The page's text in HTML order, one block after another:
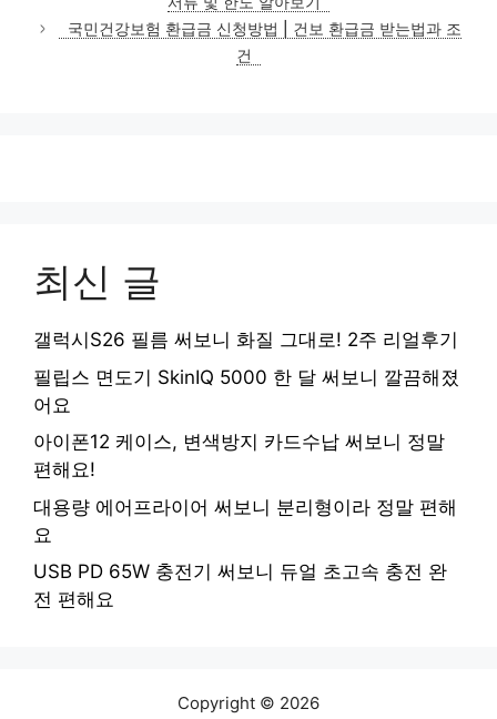
리
국민건강보험 환급금 신청방법 | 건보 환급금 받는법과 조
건
최신 글
갤럭시S26 필름 써보니 화질 그대로! 2주 리얼후기
필립스 면도기 SkinIQ 5000 한 달 써보니 깔끔해졌
어요
아이폰12 케이스, 변색방지 카드수납 써보니 정말
편해요!
대용량 에어프라이어 써보니 분리형이라 정말 편해
요
USB PD 65W 충전기 써보니 듀얼 초고속 충전 완
전 편해요
Copyright © 2026